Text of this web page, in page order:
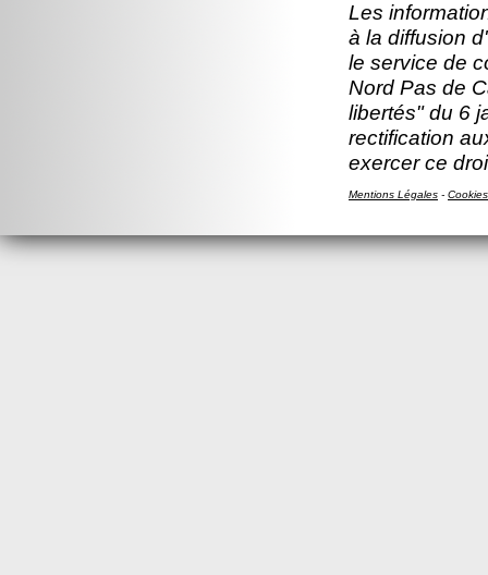
Les
à la diffusion
le service de
Nord Pas de
libertés" du 6
rectification
exercer ce
Mentions Légales - Cookies